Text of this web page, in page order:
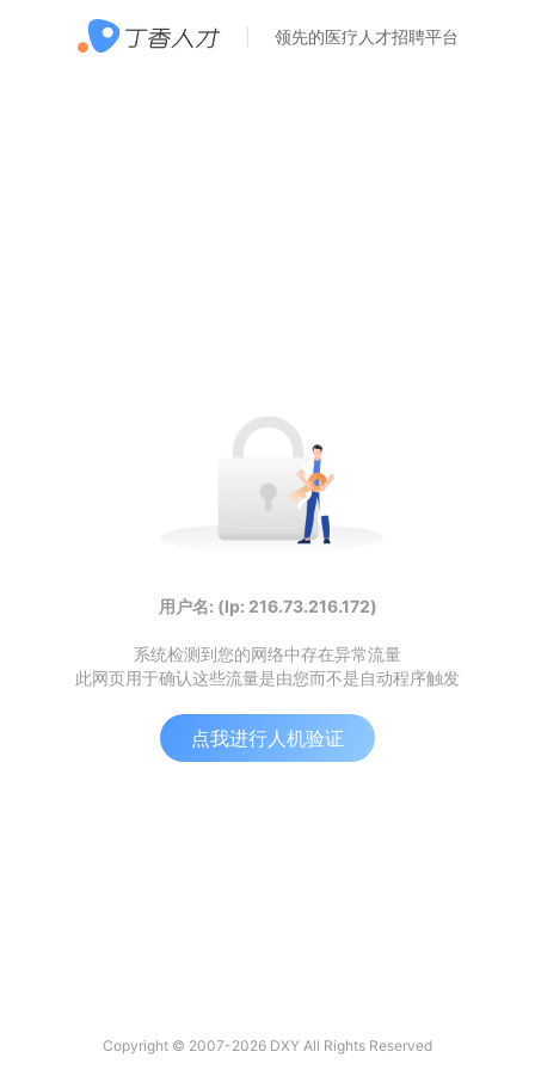
领先的医疗人才招聘平台
用户名: (Ip: 216.73.216.172)
系统检测到您的网络中存在异常流量
此网页用于确认这些流量是由您而不是自动程序触发
点我进行人机验证
Copyright © 2007-2026 DXY All Rights Reserved